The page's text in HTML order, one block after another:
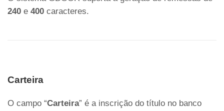
240 e 400 caracteres.
Carteira
O campo “Carteira” é a inscrição do título no banco